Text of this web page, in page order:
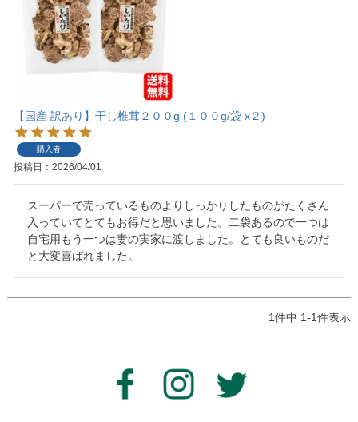
【国産 訳あり】干し椎茸２００g (１００g/袋 x２)
購入者
投稿日 2026/04/01
スーパーで売っているものよりしっかりしたものがたくさん
入っていてとてもお得だと思いました。二袋あるので一つは
自宅用もう一つは妻の実家に渡しました。とても良いものだ
と大変喜ばれました。
1件中 1-1件表示